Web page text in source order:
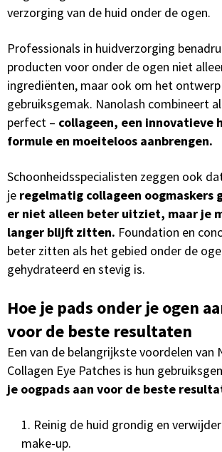
verzorging van de huid onder de ogen.
Professionals in huidverzorging
producten voor onder de ogen niet
ingrediënten, maar ook om het
gebruiksgemak. Nanolash combineert
perfect – collageen, een innovatieve
formule en moeiteloos aanbrengen.
Schoonheidsspecialisten zeggen ook
je regelmatig collageen oogmaskers
er niet alleen beter uitziet, maar je
langer blijft zitten. Foundation en
beter zitten als het gebied onder de
gehydrateerd en stevig is.
Hoe je pads onder je ogen
voor de beste resultaten
Een van de belangrijkste voordelen van
Collagen Eye Patches is hun
je oogpads aan voor de beste
Reinig de huid grondig en
make-up.